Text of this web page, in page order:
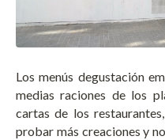
Los menús degustación
medias raciones de los
cartas de los
probar más creaciones y